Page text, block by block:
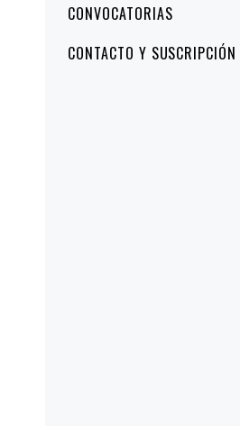
CONVOCATORIAS
CONTACTO Y SUSCRIPCIÓN